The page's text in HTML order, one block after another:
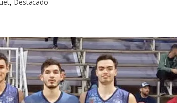
, Destacado